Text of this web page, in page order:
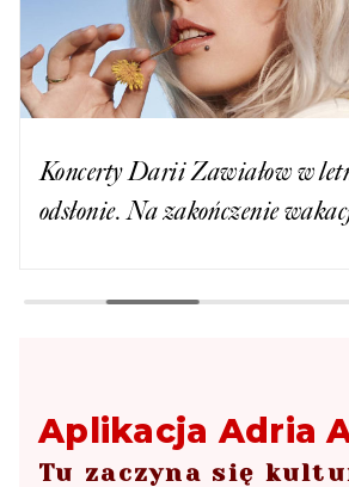
Koncerty Darii Zawiałow w
odsłonie. Na zakończenie
Aplikacja Adria
Tu zaczyna się